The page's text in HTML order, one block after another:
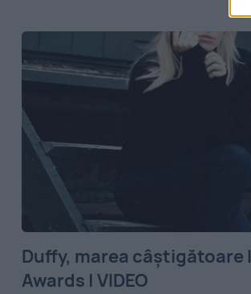
Duffy, marea câştigătoare
Awards | VIDEO